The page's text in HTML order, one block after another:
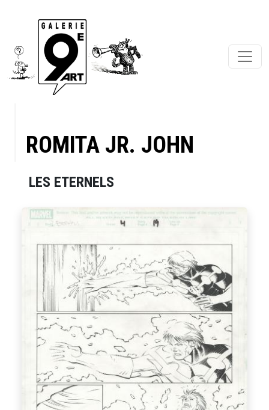
ROMITA JR. JOHN
LES ETERNELS